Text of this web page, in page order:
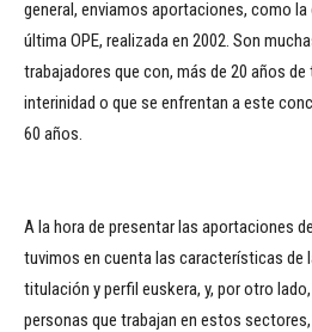
general, enviamos aportaciones, como
última OPE, realizada en 2002. Son
trabajadores que con, más de 20 años
interinidad o que se enfrentan a este
60 años.
A la hora de presentar las aportaciones
tuvimos en cuenta las características de
titulación y perfil euskera, y, por otro
personas que trabajan en estos